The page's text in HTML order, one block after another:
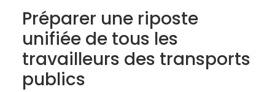
Préparer une riposte
unifiée de tous les
travailleurs des transports
publics